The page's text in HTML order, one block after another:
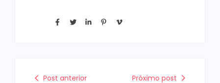
Post anterior Próximo post